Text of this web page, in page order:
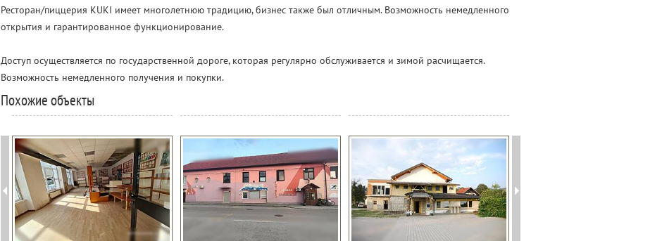
Ресторан/пиццерия KUKI имеет многолетнюю традицию, бизнес также был отличным. Возможность немедленного
открытия и гарантированное функционирование.
Доступ осуществляется по государственной дороге, которая регулярно обслуживается и зимой расчищается.
Возможность немедленного получения и покупки.
Похожие объекты